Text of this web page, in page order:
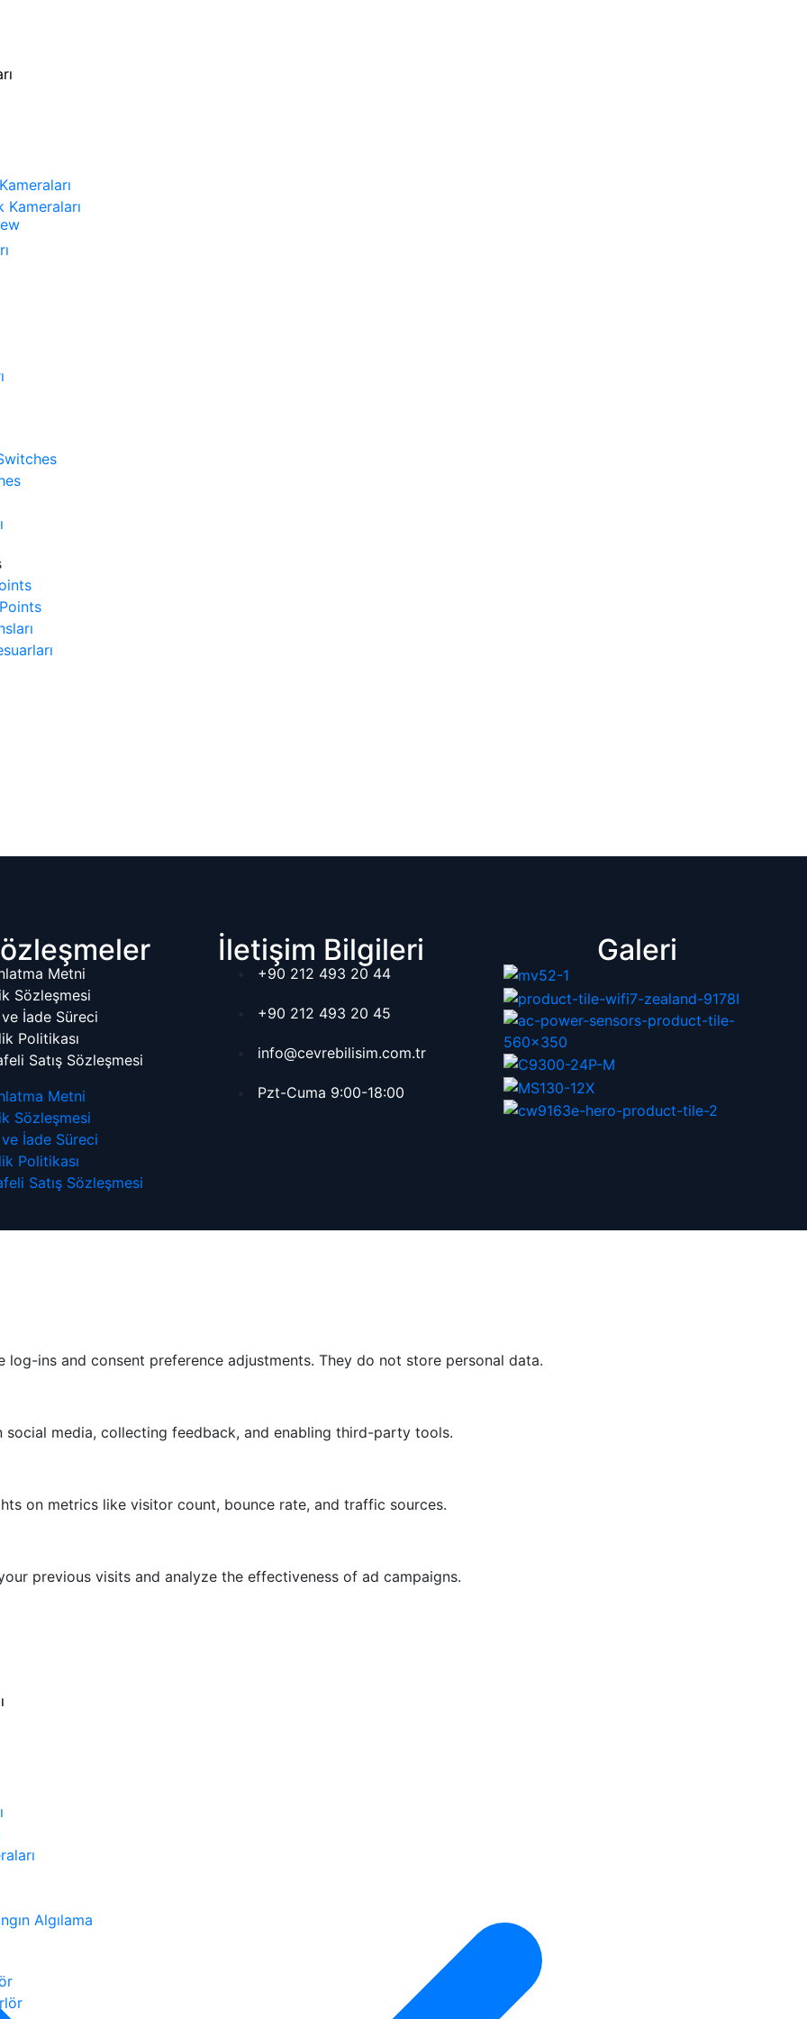
Kameraları
Algılama
Metni
Sözleşmesi
İade Süreci
Politikası
Satış Sözleşmesi
Metni
Sözleşmesi
İade Süreci
Politikası
Satış Sözleşmesi
İletişim Bilgileri
+90 212 493 20 44
+90 212 493 20 45
info@cevrebilisim.com.tr
Pzt-Cuma 9:00-18:00
Galeri
ins and consent preference adjustments. They do not store personal data.
media, collecting feedback, and enabling third-party tools.
on metrics like visitor count, bounce rate, and traffic sources.
previous visits and analyze the effectiveness of ad campaigns.